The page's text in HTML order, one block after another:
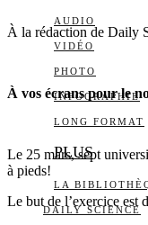
AUDIO
VIDÉO
PHOTO
INFOGRAPHIE
LONG FORMAT
PLUS
LA
DAILY SCIENCE
À la rédaction de Daily
À vos écrans pour le
Le 25 mars, sept
à pieds!
Le but de l’exercice est